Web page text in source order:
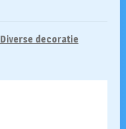
Diverse decoratie